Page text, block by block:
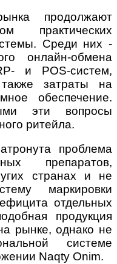
продолжают
практических
Среди них -
онлайн-обмена
и POS-систем,
затраты на
обеспечение.
эти вопросы
ритейла.
проблема
препаратов,
странах и не
маркировки
отдельных
продукция
рынке, однако не
системе
Naqty Onim.